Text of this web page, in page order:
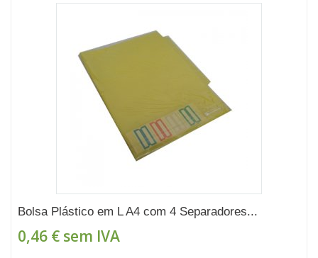
Bolsa Plástico em L A4 com 4 Separadores...
0,46 € sem IVA